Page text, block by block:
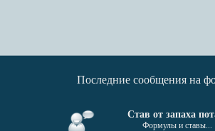
Последние сообщения на
Став от запаха
Формулы и ставы...